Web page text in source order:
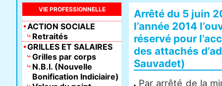
Arrêté du 5 juin
l’année 2014
réservé pour
des attachés
Sauvadet)
Par arrêté de la
VIE PROFESSIONNELLE
ACTION SOCIALE
Retraités
GRILLES ET SALAIRES
Grilles par corps
N.B.I. (Nouvelle
Bonification Indiciaire)